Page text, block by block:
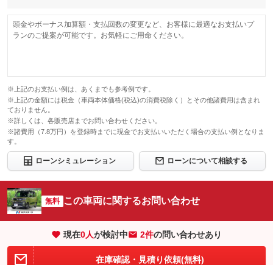
頭金やボーナス加算額・支払回数の変更など、お客様に最適なお支払いプ
ランのご提案が可能です。お気軽にご用命ください。
※上記のお支払い例は、あくまでも参考例です。
※上記の金額には税金（車両本体価格(税込)の消費税除く）とその他諸費用は含まれ
ておりません。
※詳しくは、各販売店までお問い合わせください。
※諸費用（7.8万円）を登録時までに現金でお支払いいただく場合の支払い例となりま
す。
ローンシミュレーション ローンについて相談する
無料 この車両に関するお問い合わせ
現在0人が検討中 2件の問い合わせあり
在庫確認・見積り依頼(無料)